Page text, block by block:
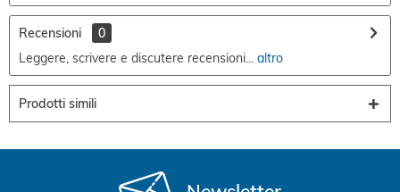
Recensioni
0
Leggere, scrivere e discutere recensioni... altro
Prodotti simili